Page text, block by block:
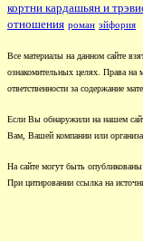
кортни кардашьян и
отношения роман эйфория
Все материалы на данном сайте
ознакомительных целях. Права на
ответственности за содержание
Если Вы обнаружили на нашем
Вам, Вашей компании или
На сайте могут быть
При цитировании ссылка на